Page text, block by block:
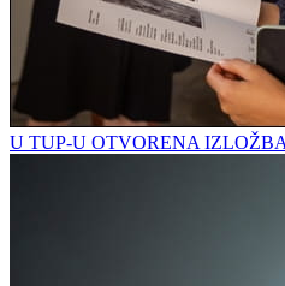
U TUP-U OTVORENA